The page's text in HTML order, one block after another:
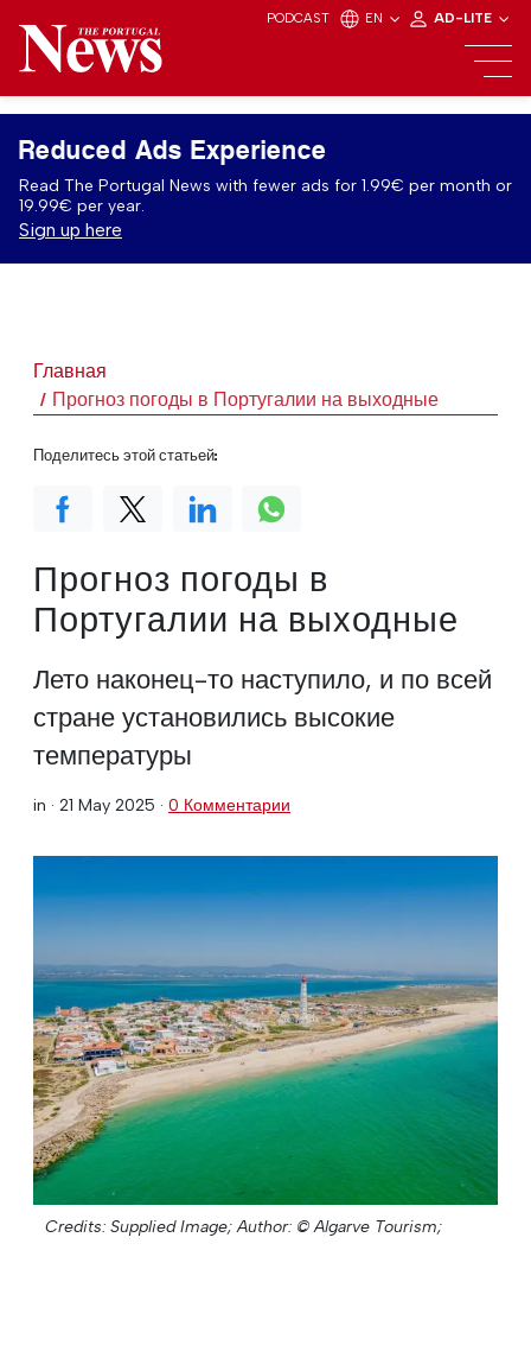
PODCAST EN AD-LITE
Reduced Ads Experience
Read The Portugal News with fewer ads for 1.99€ per month or
19.99€ per year.
Sign up here
Главная
Прогноз погоды в Португалии на выходные
Прогноз погоды в
Португалии на выходные
Лето наконец-то наступило, и по всей
стране установились высокие
температуры
in · 21 May 2025 · 0 Комментарии
Credits: Supplied Image; Author: © Algarve Tourism;
Поделитесь этой статьей: